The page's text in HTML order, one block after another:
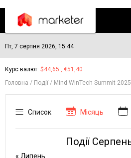
Пт, 7 серпня 2026, 15:44
Курс валют: $44,65 , €51,40
Головна
Події Mind WinTech Summit 2025